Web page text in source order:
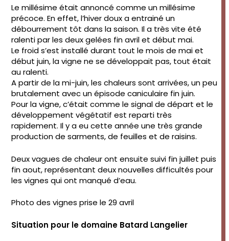
Le millésime était annoncé comme un millésime
précoce. En effet, l’hiver doux a entrainé un
débourrement tôt dans la saison. Il a très vite été
ralenti par les deux gelées fin avril et début mai.
Le froid s’est installé durant tout le mois de mai et
début juin, la vigne ne se développait pas, tout était
au ralenti.
A partir de la mi-juin, les chaleurs sont arrivées, un peu
brutalement avec un épisode caniculaire fin juin.
Pour la vigne, c’était comme le signal de départ et le
développement végétatif est reparti très
rapidement. Il y a eu cette année une très grande
production de sarments, de feuilles et de raisins.
Deux vagues de chaleur ont ensuite suivi fin juillet puis
fin aout, représentant deux nouvelles difficultés pour
les vignes qui ont manqué d’eau.
Photo des vignes prise le 29 avril
Situation pour le domaine Batard Langelier